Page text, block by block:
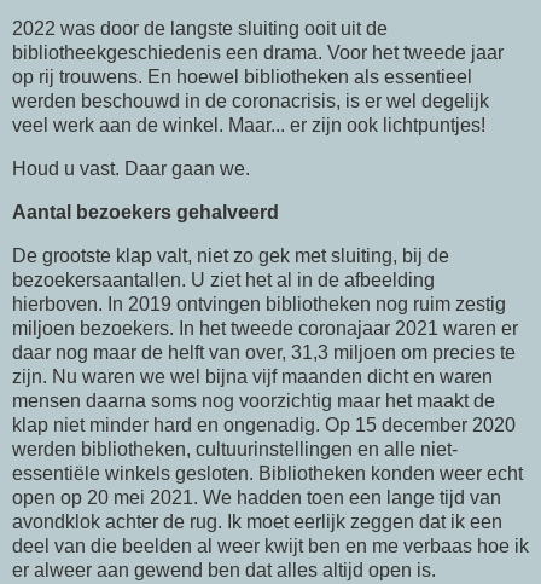
2022 was door de langste sluiting ooit uit de
bibliotheekgeschiedenis een drama. Voor het tweede jaar
op rij trouwens. En hoewel bibliotheken als essentieel
werden beschouwd in de coronacrisis, is er wel degelijk
veel werk aan de winkel. Maar... er zijn ook lichtpuntjes!
Houd u vast. Daar gaan we.
Aantal bezoekers gehalveerd
De grootste klap valt, niet zo gek met sluiting, bij de
bezoekersaantallen. U ziet het al in de afbeelding
hierboven. In 2019 ontvingen bibliotheken nog ruim zestig
miljoen bezoekers. In het tweede coronajaar 2021 waren er
daar nog maar de helft van over, 31,3 miljoen om precies te
zijn. Nu waren we wel bijna vijf maanden dicht en waren
mensen daarna soms nog voorzichtig maar het maakt de
klap niet minder hard en ongenadig. Op 15 december 2020
werden bibliotheken, cultuurinstellingen en alle niet-
essentiële winkels gesloten. Bibliotheken konden weer echt
open op 20 mei 2021. We hadden toen een lange tijd van
avondklok achter de rug. Ik moet eerlijk zeggen dat ik een
deel van die beelden al weer kwijt ben en me verbaas hoe ik
er alweer aan gewend ben dat alles altijd open is.